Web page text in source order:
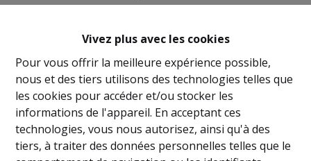
Vivez plus avec les cookies
Pour vous offrir la meilleure expérience possible,
nous et des tiers utilisons des technologies telles que
les cookies pour accéder et/ou stocker les
informations de l'appareil. En acceptant ces
technologies, vous nous autorisez, ainsi qu'à des
tiers, à traiter des données personnelles telles que le
À Vendre À Louer